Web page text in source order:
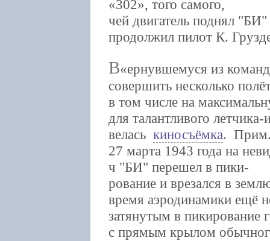
«302», того самого,
чей двигатель поднял "БИ"
продолжил пилот К.
В ернувшемуся из
совершить несколько
в том числе на
для талантливого
велась киносъёмка.
27 марта 1943 года на
ч "БИ" перешел в пики-
рование и врезался в
время аэродинамики ещё
затянутым в пикирование
с прямым крылом